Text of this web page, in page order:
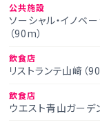
公共施設
ソーシャル・イノベ
（90m）
飲食店
リストランテ山﨑（
飲食店
ウエスト青山ガーデ